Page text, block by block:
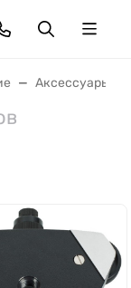
Аксессуары